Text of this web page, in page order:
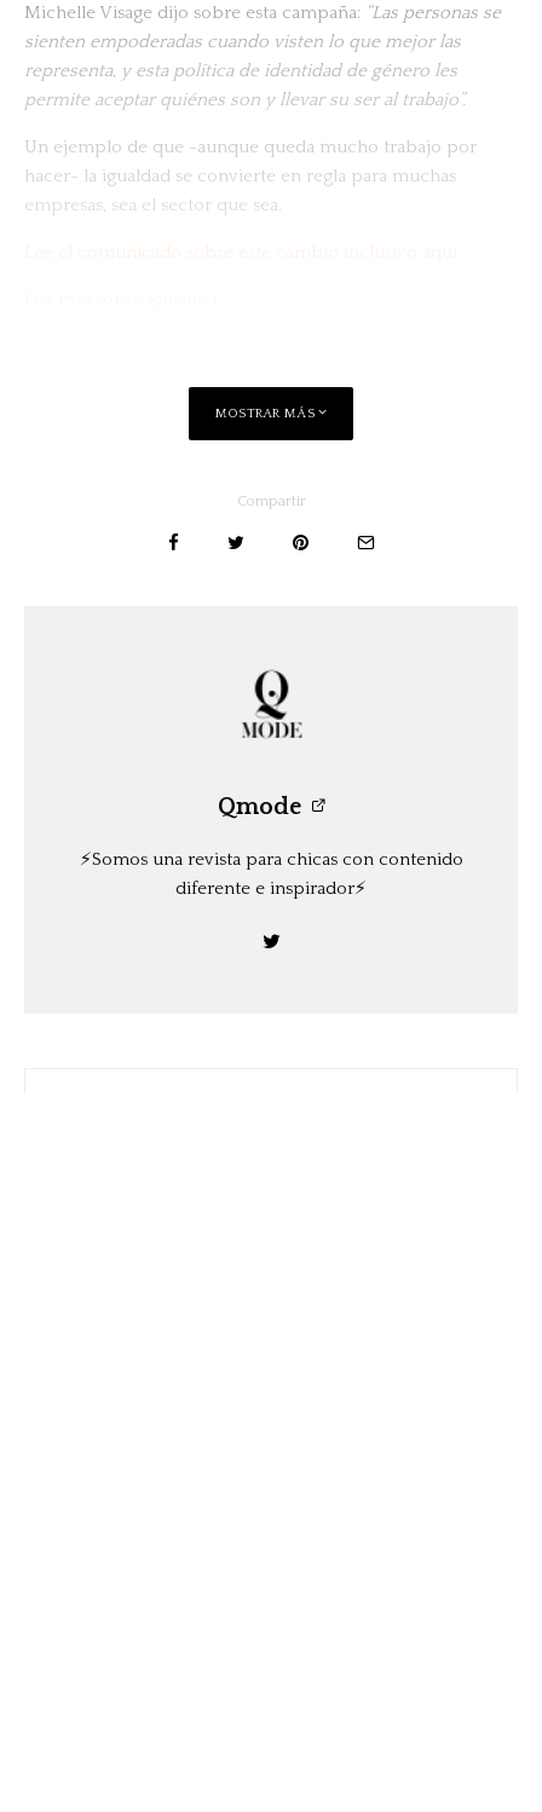
Michelle Visage dijo sobre esta campaña: “Las personas se
sienten empoderadas cuando visten lo que mejor las
representa, y esta política de identidad de género les
permite aceptar quiénes son y llevar su ser al trabajo”.
Un ejemplo de que -aunque queda mucho trabajo por
hacer- la igualdad se convierte en regla para muchas
empresas, sea el sector que sea.
Lee el comunicado sobre este cambio inclusivo aquí.
MOSTRAR MÁS
Compartir
Qmode
⚡️Somos una revista para chicas con contenido
diferente e inspirador⚡️